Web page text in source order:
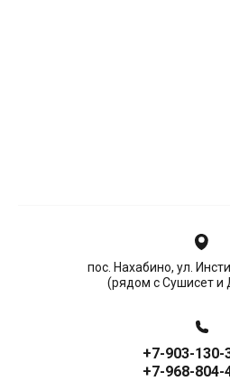
пос. Нахабино, ул.
(рядом с Сушисет и
+7-903-130-
+7-968-804-